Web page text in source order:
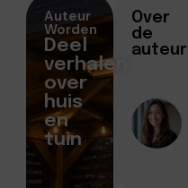
Over
de
auteur
Auteur
Worden
Deel
verhalen
over
huis
en
tuin